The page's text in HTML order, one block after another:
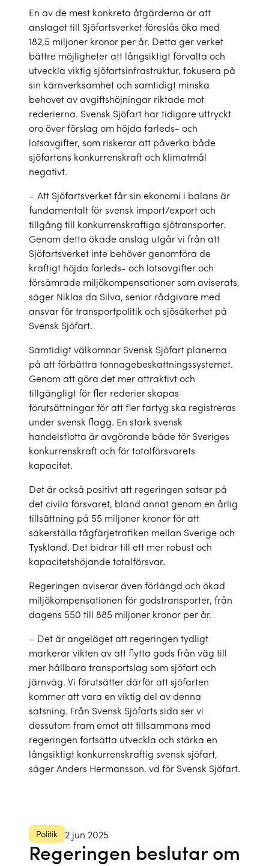
En av de mest konkreta åtgärderna är att
anslaget till Sjöfartsverket föreslås öka med
182,5 miljoner kronor per år. Detta ger verket
bättre möjligheter att långsiktigt förvalta och
utveckla viktig sjöfartsinfrastruktur, fokusera på
sin kärnverksamhet och samtidigt minska
behovet av avgiftshöjningar riktade mot
rederierna. Svensk Sjöfart har tidigare uttryckt
oro över förslag om höjda farleds- och
lotsavgifter, som riskerar att påverka både
sjöfartens konkurrenskraft och klimatmål
negativt.
– Att Sjöfartsverket får sin ekonomi i balans är
fundamentalt för svensk import/export och
tillgång till konkurrenskraftiga sjötransporter.
Genom detta ökade anslag utgår vi från att
Sjöfartsverket inte behöver genomföra de
kraftigt höjda farleds- och lotsavgifter och
försämrade miljökompensationer som aviserats,
säger Niklas da Silva, senior rådgivare med
ansvar för transportpolitik och sjösäkerhet på
Svensk Sjöfart.
Samtidigt välkomnar Svensk Sjöfart planerna
på att förbättra tonnagebeskattningssystemet.
Genom att göra det mer attraktivt och
tillgängligt för fler rederier skapas
förutsättningar för att fler fartyg ska registreras
under svensk flagg. En stark svensk
handelsflotta är avgörande både för Sveriges
konkurrenskraft och för totalförsvarets
kapacitet.
Det är också positivt att regeringen satsar på
det civila försvaret, bland annat genom en årlig
tillsättning på 55 miljoner kronor för att
säkerställa tågfärjetrafiken mellan Sverige och
Tyskland. Det bidrar till ett mer robust och
kapacitetshöjande totalförsvar.
Regeringen aviserar även förlängd och ökad
miljökompensationen för godstransporter, från
dagens 550 till 885 miljoner kronor per år.
– Det är angeläget att regeringen tydligt
markerar vikten av att flytta gods från väg till
mer hållbara transportslag som sjöfart och
järnväg. Vi förutsätter därför att sjöfarten
kommer att vara en viktig del av denna
satsning. Från Svensk Sjöfarts sida ser vi
dessutom fram emot att tillsammans med
regeringen fortsätta utveckla och stärka en
långsiktigt konkurrenskraftig svensk sjöfart,
säger Anders Hermansson, vd för Svensk Sjöfart.
Politik 2 jun 2025
Regeringen beslutar om